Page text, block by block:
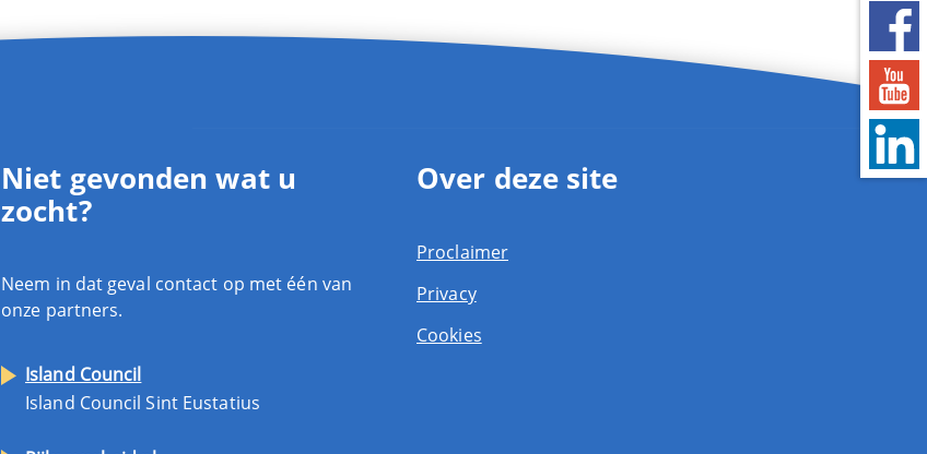
Niet gevonden wat u
zocht?
Neem in dat geval contact op met één van
onze partners.
Island Council
Island Council Sint Eustatius
Over deze site
Proclaimer
Privacy
Cookies